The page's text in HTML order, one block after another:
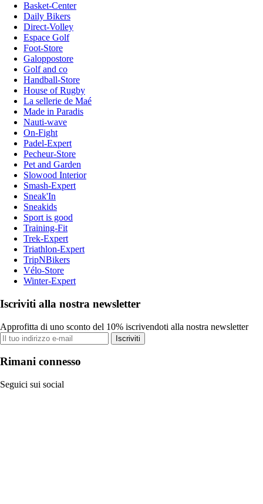
Basket-Center
Daily Bikers
Direct-Volley
Espace Golf
Foot-Store
Galoppostore
Golf and co
Handball-Store
House of Rugby
La sellerie de Maé
Made in Paradis
Nauti-wave
On-Fight
Padel-Expert
Pecheur-Store
Pet and Garden
Slowood Interior
Smash-Expert
Sneak'In
Sneakids
Sport is good
Training-Fit
Trek-Expert
Triathlon-Expert
TripNBikers
Vélo-Store
Winter-Expert
Iscriviti alla nostra newsletter
Approfitta di uno sconto del 10% iscrivendoti alla nostra newsletter
Iscriviti
Rimani connesso
Seguici sui social